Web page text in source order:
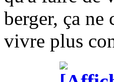
berger, ça ne
vivre plus